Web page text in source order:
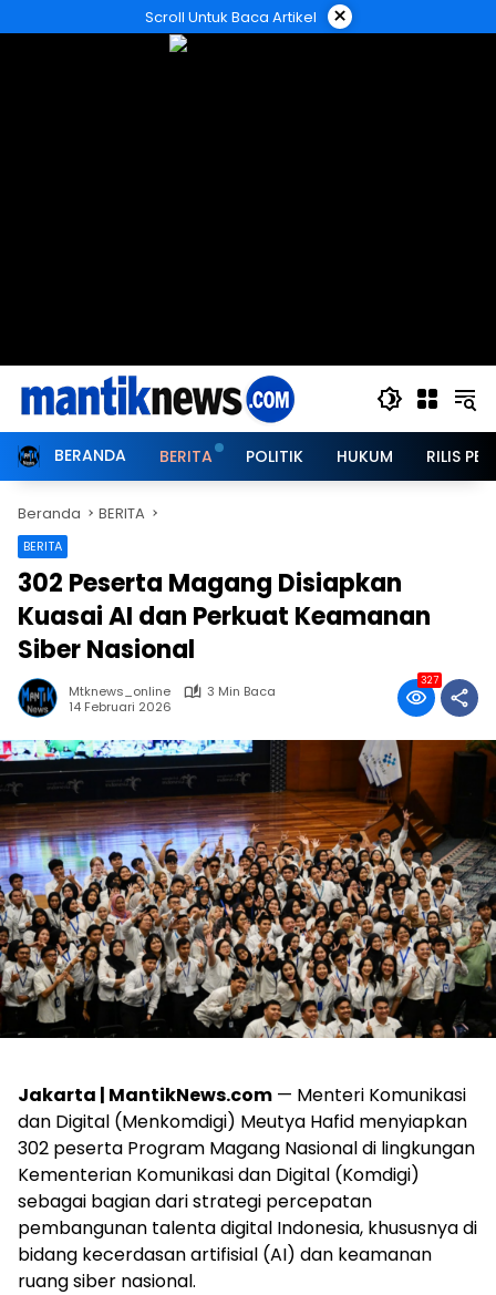
ke
Scroll Untuk Baca Artikel ×
BERANDA BERITA POLITIK HUKUM RILIS
Beranda BERITA
BERITA
302 Peserta Magang Disiapkan
Kuasai AI dan Perkuat Keamanan
Siber Nasional
Mtknews_online
3 Min Baca
14 Februari 2026
327
Jakarta | MantikNews.com — Menteri Komunikasi
dan Digital (Menkomdigi) Meutya Hafid menyiapkan
302 peserta Program Magang Nasional di lingkungan
Kementerian Komunikasi dan Digital (Komdigi)
sebagai bagian dari strategi percepatan
pembangunan talenta digital Indonesia, khususnya di
bidang kecerdasan artifisial (AI) dan keamanan
ruang siber nasional.